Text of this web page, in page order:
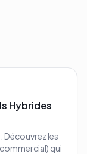
Hybrides
Découvrez les
qui